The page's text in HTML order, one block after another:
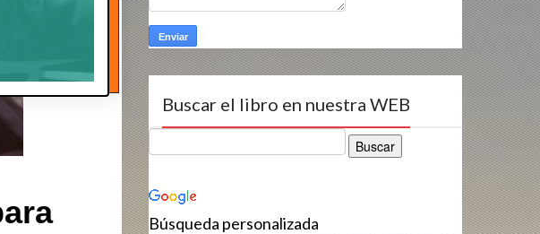
Buscar el libro en nuestra WEB
Búsqueda personalizada